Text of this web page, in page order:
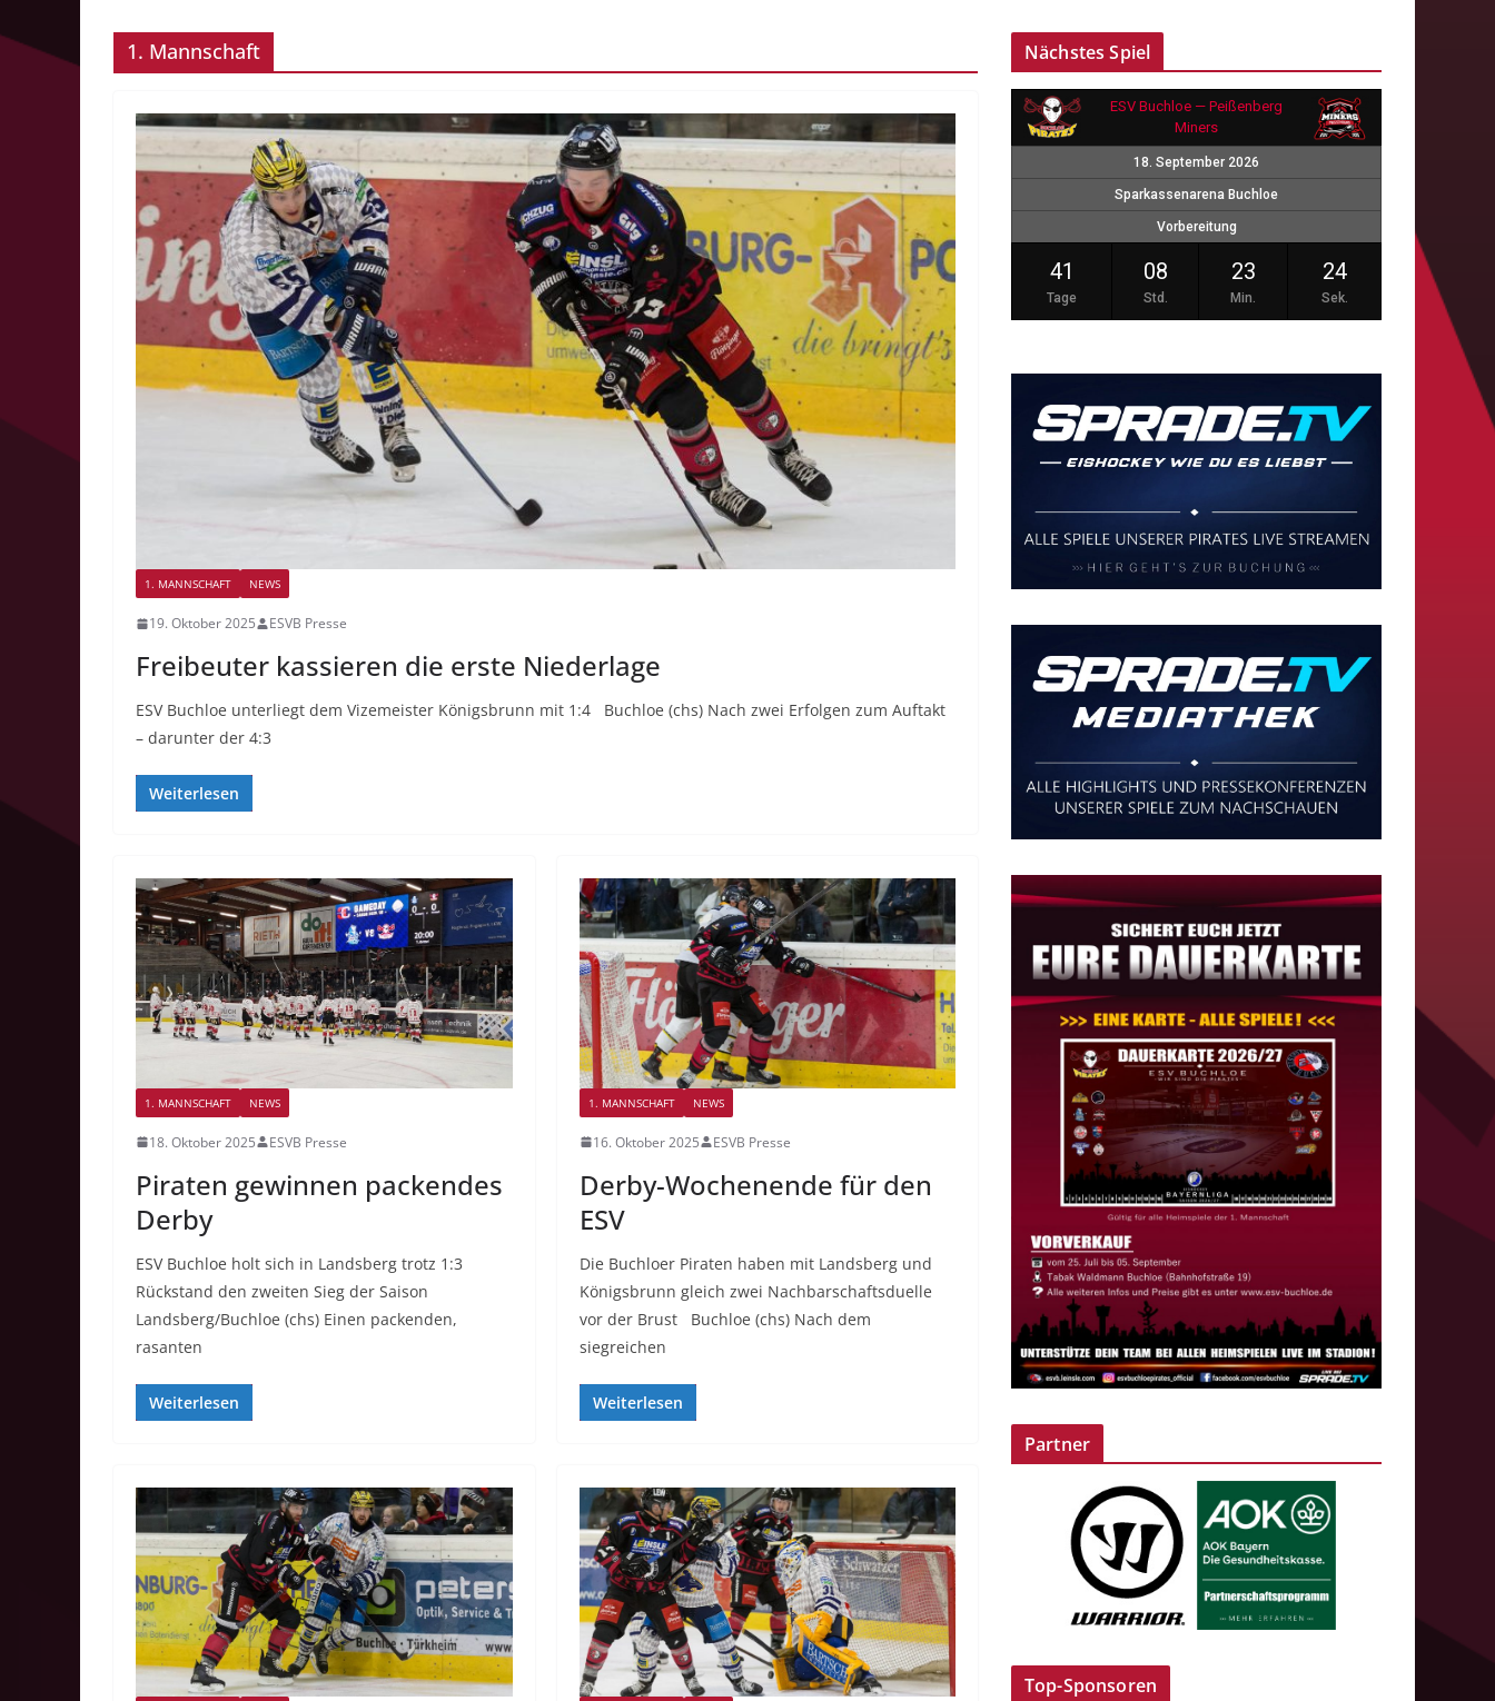
1. Mannschaft
1. MANNSCHAFT NEWS
19. Oktober 2025 ESVB Presse
Freibeuter kassieren die erste Niederlage
ESV Buchloe unterliegt dem Vizemeister Königsbrunn mit 1:4 Buchloe (chs) Nach zwei Erfolgen zum Auftakt
– darunter der 4:3
Weiterlesen
1. MANNSCHAFT NEWS
18. Oktober 2025 ESVB Presse
Piraten gewinnen packendes
Derby
ESV Buchloe holt sich in Landsberg trotz 1:3
Rückstand den zweiten Sieg der Saison
Landsberg/Buchloe (chs) Einen packenden,
rasanten
Weiterlesen
1. MANNSCHAFT NEWS
16. Oktober 2025 ESVB Presse
Derby-Wochenende für den
ESV
Die Buchloer Piraten haben mit Landsberg und
Königsbrunn gleich zwei Nachbarschaftsduelle
vor der Brust Buchloe (chs) Nach dem
siegreichen
Weiterlesen
Nächstes Spiel
ESV Buchloe — Peißenberg
Miners
18. September 2026
Sparkassenarena Buchloe
Vorbereitung
41
Tage
08
Std.
23
Min.
23
Sek.
Partner
Top-Sponsoren